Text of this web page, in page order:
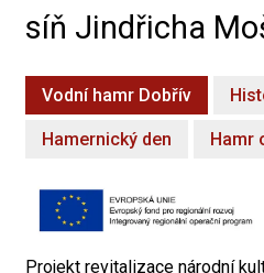
síň Jindřicha
Vodní hamr Dobřív
Hamernický den Hamr
Projekt revitalizace národní